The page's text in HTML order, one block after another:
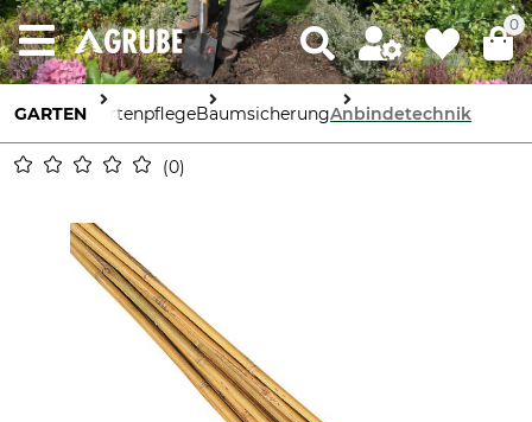
0
GARTEN GartenpflegeBaumsicherungAnbindetechnik
0